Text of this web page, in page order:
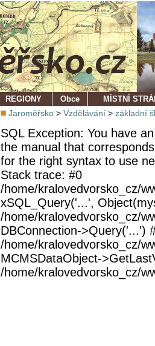
REGIONY Obce MÍSTNÍ
Jaroměřsko > Vzdělávání > základní
SQL Exception: You have
the manual that
for the right syntax to use
Stack trace: #0
/home/kralovedvorsko_cz/
xSQL_Query('...',
/home/kralovedvorsko_cz/
DBConnection->Query('...')
/home/kralovedvorsko_cz/
MCMSDataObject-
/home/kralovedvorsko_cz/